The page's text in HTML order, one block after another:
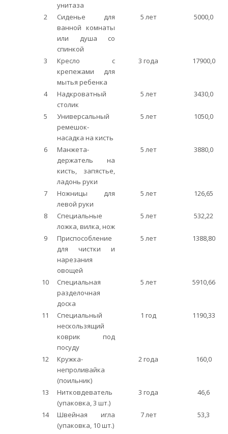
унитаза
2
Сиденье для
ванной комнаты
или душа со
спинкой
5 лет 5000,0
3
Кресло с
крепежами для
мытья ребенка
3 года 17900,0
4
Надкроватный
столик
5 лет 3430,0
5
Универсальный
ремешок-
насадка на кисть
5 лет 1050,0
6
Манжета-
держатель на
кисть, запястье,
ладонь руки
5 лет 3880,0
7
Ножницы для
левой руки
5 лет 126,65
8
Специальные
ложка, вилка, нож
5 лет 532,22
9
Приспособление
для чистки и
нарезания
овощей
5 лет 1388,80
10
Специальная
разделочная
доска
5 лет 5910,66
11
Специальный
нескользящий
коврик под
посуду
1 год 1190,33
12
Кружка-
непроливайка
(поильник)
2 года 160,0
13
Нитковдеватель
(упаковка, 3 шт.)
3 года 46,6
14
Швейная игла
(упаковка, 10 шт.)
7 лет 53,3